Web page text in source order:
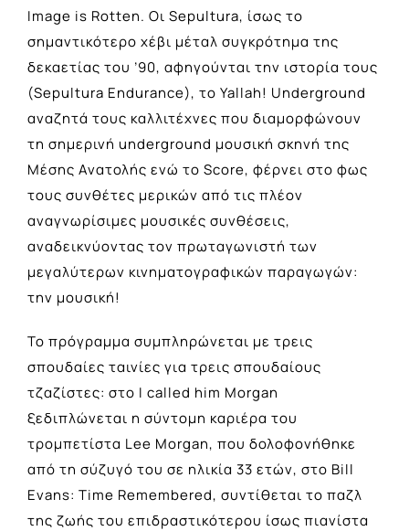
Image is Rotten. Οι Sepultura, ίσως το
σημαντικότερο χέβι μέταλ συγκρότημα της
δεκαετίας του ’90, αφηγούνται την ιστορία τους
(Sepultura Endurance), το Yallah! Underground
αναζητά τους καλλιτέχνες που διαμορφώνουν
τη σημερινή underground μουσική σκηνή της
Μέσης Ανατολής ενώ το Score, φέρνει στο φως
τους συνθέτες μερικών από τις πλέον
αναγνωρίσιμες μουσικές συνθέσεις,
αναδεικνύοντας τον πρωταγωνιστή των
μεγαλύτερων κινηματογραφικών παραγωγών:
την μουσική!
Το πρόγραμμα συμπληρώνεται με τρεις
σπουδαίες ταινίες για τρεις σπουδαίους
τζαζίστες: στο I called him Morgan
ξεδιπλώνεται η σύντομη καριέρα του
τρομπετίστα Lee Morgan, που δολοφονήθηκε
από τη σύζυγό του σε ηλικία 33 ετών, στο Bill
Evans: Time Remembered, συντίθεται το παζλ
της ζωής του επιδραστικότερου ίσως πιανίστα